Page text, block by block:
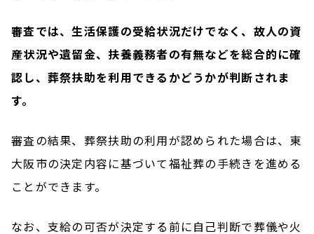
審査では、生活保護の受給状況だけでなく、故人の資
産状況や遺留金、扶養義務者の有無などを総合的に確
認し、葬祭扶助を利用できるかどうかが判断されま
す。
審査の結果、葬祭扶助の利用が認められた場合は、東
大阪市の決定内容に基づいて福祉葬の手続きを進める
ことができます。
なお、支給の可否が決定する前に自己判断で葬儀や火